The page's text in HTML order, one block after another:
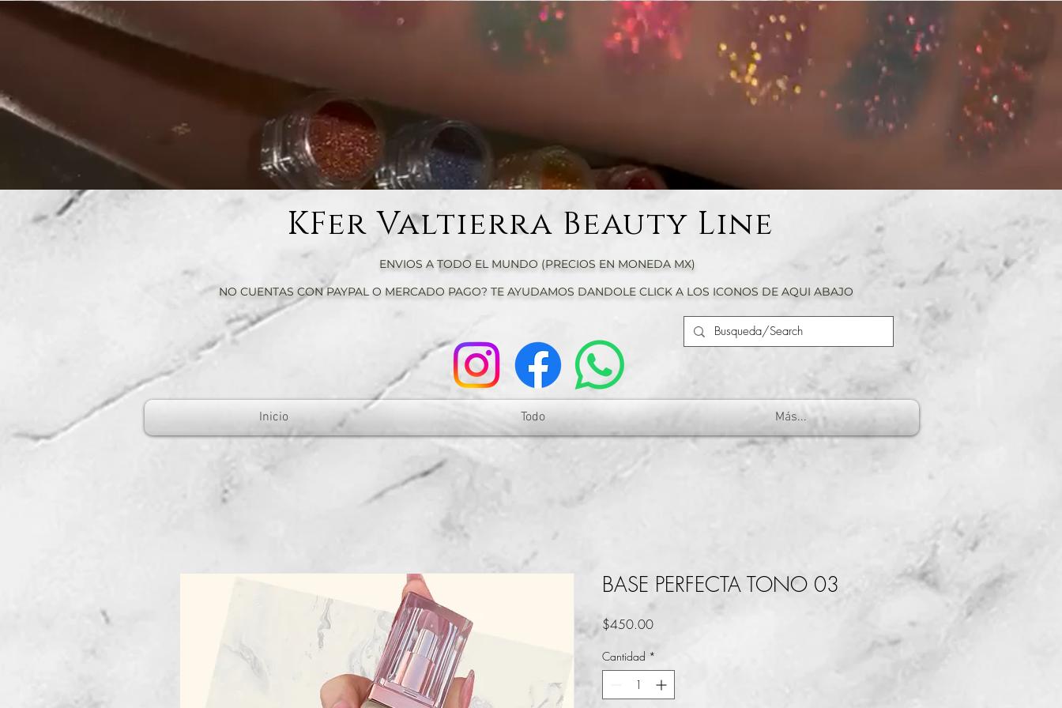
KFer Valtierra Beauty Line
ENVIOS A TODO EL MUNDO (PRECIOS EN MONEDA MX)
NO CUENTAS CON PAYPAL O MERCADO PAGO? TE AYUDAMOS DANDOLE CLICK A LOS ICONOS DE AQUI ABAJO
Inicio Todo Más...
BASE PERFECTA TONO 03
$450.00Precio
Cantidad *